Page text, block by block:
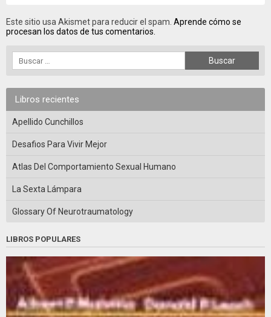
Este sitio usa Akismet para reducir el spam. Aprende cómo se
procesan los datos de tus comentarios.
Libros recientes
Apellido Cunchillos
Desafios Para Vivir Mejor
Atlas Del Comportamiento Sexual Humano
La Sexta Lámpara
Glossary Of Neurotraumatology
LIBROS POPULARES